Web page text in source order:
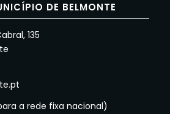
DE BELMONTE
135
a rede fixa nacional)